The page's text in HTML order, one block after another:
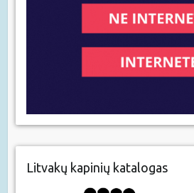
Litvakų kapinių katalogas